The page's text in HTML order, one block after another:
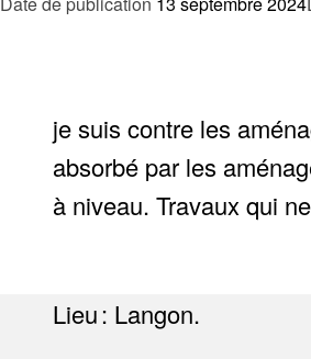
je suis contre les
absorbé par les
à niveau. Travaux qui
Lieu : Langon.